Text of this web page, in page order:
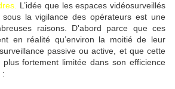
L’idée que les espaces vidéosurveillés
la vigilance des opérateurs est une
raisons. D'abord parce que ces
en réalité qu’environ la moitié de leur
passive ou active, et que cette
fortement limitée dans son efficience
: